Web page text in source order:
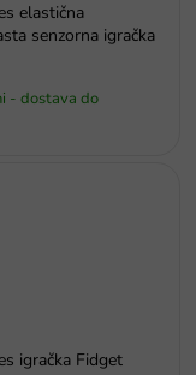
elastična
senzorna igračka
- dostava do
igračka Fidget